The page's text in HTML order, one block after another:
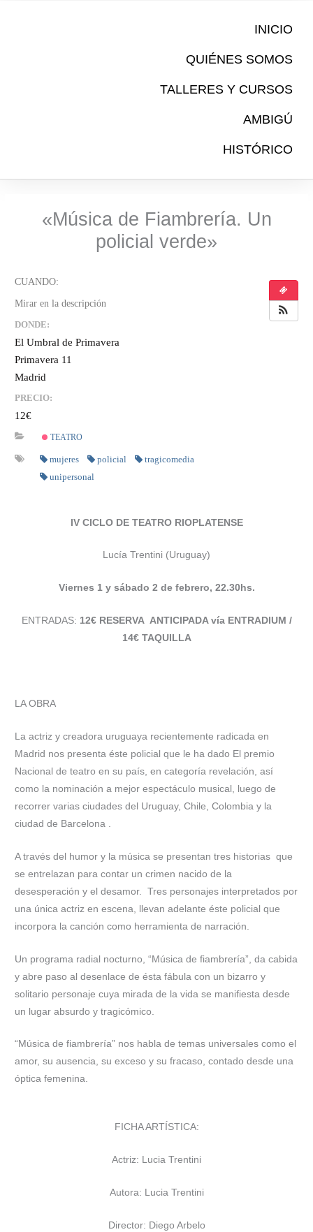
INICIO
QUIÉNES SOMOS
TALLERES Y CURSOS
AMBIGÚ
HISTÓRICO
«Música de Fiambrería. Un
policial verde»
DONDE:
El Umbral de Primavera
Primavera 11
Madrid
PRECIO:
12€
TEATRO
mujeres policial
tragicomedia
unipersonal
IV CICLO DE TEATRO RIOPLATENSE
Lucía Trentini (Uruguay)
Viernes 1 y sábado 2 de febrero, 22.30hs.
ENTRADAS: 12€ RESERVA ANTICIPADA vía ENTRADIUM /
14€ TAQUILLA
LA OBRA
La actriz y creadora uruguaya recientemente radicada en
Madrid nos presenta éste policial que le ha dado El premio
Nacional de teatro en su país, en categoría revelación, así
como la nominación a mejor espectáculo musical, luego de
recorrer varias ciudades del Uruguay, Chile, Colombia y la
ciudad de Barcelona .
A través del humor y la música se presentan tres historias que
se entrelazan para contar un crimen nacido de la
desesperación y el desamor. Tres personajes interpretados por
una única actriz en escena, llevan adelante éste policial que
incorpora la canción como herramienta de narración.
Un programa radial nocturno, “Música de fiambrería”, da cabida
y abre paso al desenlace de ésta fábula con un bizarro y
solitario personaje cuya mirada de la vida se manifiesta desde
un lugar absurdo y tragicómico.
“Música de fiambrería” nos habla de temas universales como el
amor, su ausencia, su exceso y su fracaso, contado desde una
óptica femenina.
FICHA ARTÍSTICA:
Actriz: Lucia Trentini
Autora: Lucia Trentini
Director: Diego Arbelo